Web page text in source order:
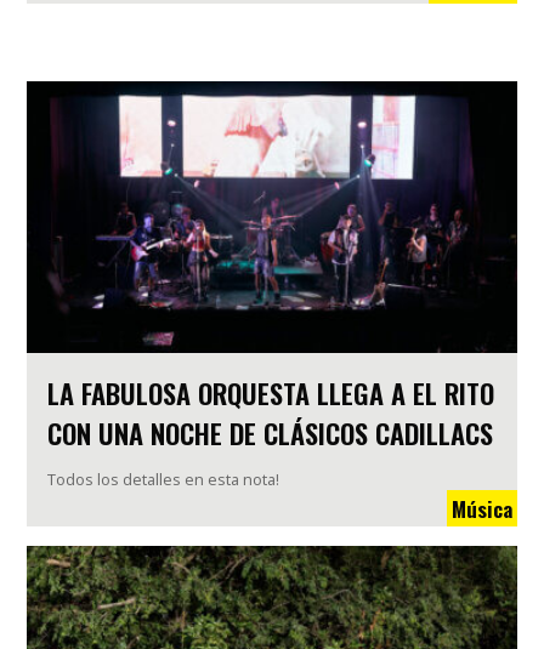
LA FABULOSA ORQUESTA LLEGA A EL RITO
CON UNA NOCHE DE CLÁSICOS CADILLACS
Todos los detalles en esta nota!
Música